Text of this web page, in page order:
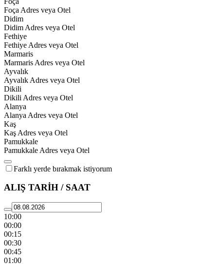
Foça Adres veya Otel
Didim
Didim Adres veya Otel
Fethiye
Fethiye Adres veya Otel
Marmaris
Marmaris Adres veya Otel
Ayvalık
Ayvalık Adres veya Otel
Dikili
Dikili Adres veya Otel
Alanya
Alanya Adres veya Otel
Kaş
Kaş Adres veya Otel
Pamukkale
Pamukkale Adres veya Otel
Farklı yerde bırakmak istiyorum
ALIŞ TARİH / SAAT
10:00
00:00
00:15
00:30
00:45
01:00